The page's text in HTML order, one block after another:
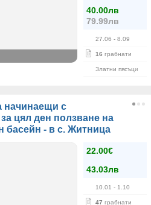
40.00лв
79.99лв
27.06 - 8.09
16 грабнати
Златни пясъци
начинаещи с
цял ден ползване на
басейн - в с. Житница
22.00€
43.03лв
10.01 - 1.10
47 грабнати